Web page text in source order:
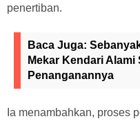
penertiban.
Baca Juga:
Mekar Kendari
Penanganannya
Ia menambahkan, proses